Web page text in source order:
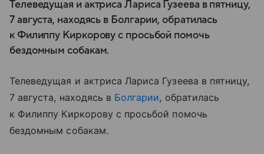
Телеведущая и актриса Лариса Гузеева в пятницу,
7 августа, находясь в Болгарии, обратилась
к Филиппу Киркорову с просьбой помочь
бездомным собакам.
Телеведущая и актриса Лариса Гузеева в пятницу,
7 августа, находясь в Болгарии, обратилась
к Филиппу Киркорову с просьбой помочь
бездомным собакам.